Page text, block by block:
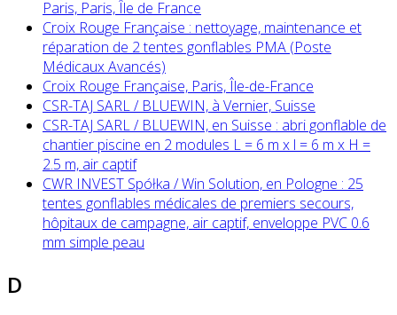
Paris, Paris, Île de France
Croix Rouge Française : nettoyage, maintenance et
réparation de 2 tentes gonflables PMA (Poste
Médicaux Avancés)
Croix Rouge Française, Paris, Île-de-France
CSR-TAJ SARL / BLUEWIN, à Vernier, Suisse
CSR-TAJ SARL / BLUEWIN, en Suisse : abri gonflable de
chantier piscine en 2 modules L = 6 m x l = 6 m x H =
2.5 m, air captif
CWR INVEST Spółka / Win Solution, en Pologne : 25
tentes gonflables médicales de premiers secours,
hôpitaux de campagne, air captif, enveloppe PVC 0.6
mm simple peau
D